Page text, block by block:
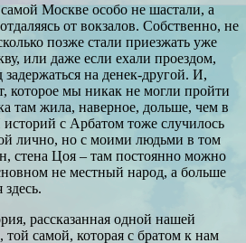
Москве особо не шастали, а
от вокзалов. Собственно, не
позже стали приезжать уже
или даже если ехали проездом,
на денек-другой. И,
которое мы никак не могли пройти
там жила, наверное, дольше, чем в
с Арбатом тоже случилось
лично, но с моими людьми в том
стена Цоя – там постоянно можно
не местный народ, а больше
рассказанная одной нашей
той самой, которая с братом к нам